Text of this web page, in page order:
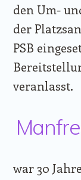
den Um-
der
PSB
veranlasst.
war 30